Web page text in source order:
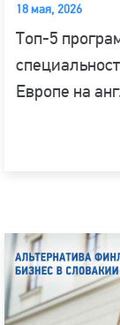
18 мая, 2026
Топ-5
Европе на